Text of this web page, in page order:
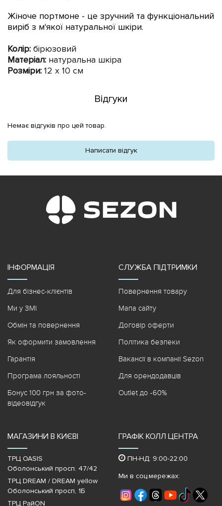
Жіноче портмоне - це зручний та функціональний
виріб з м'якої натуральної шкіри.
Колір: бірюзовий
Матеріал: натуральна шкіра
Розміри: 12 х 10 см
Відгуки
Немає відгуків про цей товар.
Написати відгук
ІНФОРМАЦІЯ
Для бізнес-клієнтів
Ми у ЗМІ
Обмін та повернення
Як оформити замовлення
Гарантія
Програма лояльності
Бонус 100 грн за фото-
відеовідгук
СЛУЖБА ПІДТРИМКИ
Повернення товару
Мапа сайту
Договір оферти
Політика безпеки
Вакансії в компанії Sezon
Для орендодавців
Outlet до -60%
МАГАЗИНИ В КИЄВІ
ТРЦ OASIS
Оболонський просп. 47/42
ТРЦ DREAM / DREAM yellow
Оболонський просп, 1Б
ТРЦ РайON
ГРАФІК КОЛЛ ЦЕНТРА
ПН-НД: 9:00-22:00
Ми в соц.мережах: